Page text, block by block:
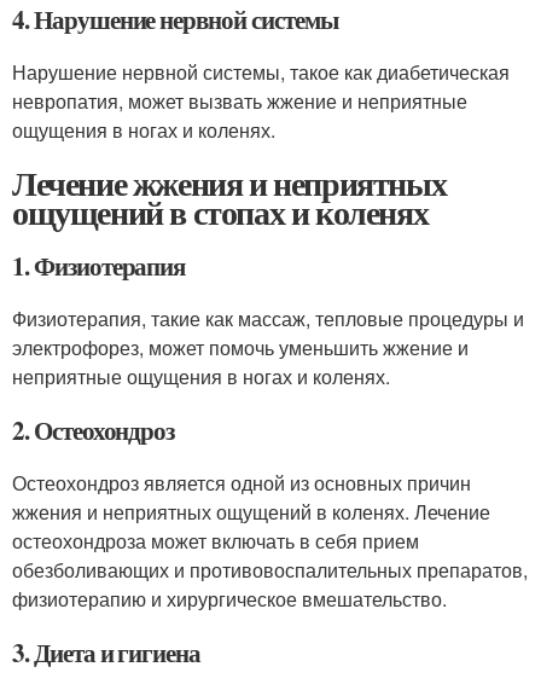
4. Нарушение нервной системы
Нарушение нервной системы, такое как диабетическая
невропатия, может вызвать жжение и неприятные
ощущения в ногах и коленях.
Лечение жжения и неприятных
ощущений в стопах и коленях
1. Физиотерапия
Физиотерапия, такие как массаж, тепловые процедуры и
электрофорез, может помочь уменьшить жжение и
неприятные ощущения в ногах и коленях.
2. Остеохондроз
Остеохондроз является одной из основных причин
жжения и неприятных ощущений в коленях. Лечение
остеохондроза может включать в себя прием
обезболивающих и противовоспалительных препаратов,
физиотерапию и хирургическое вмешательство.
3. Диета и гигиена